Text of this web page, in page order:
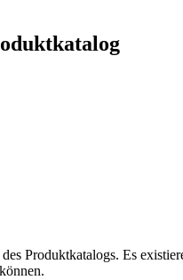
des Produktkatalogs. Es